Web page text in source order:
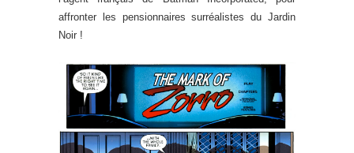
affronter les pensionnaires surréalistes du Jardin
Noir !